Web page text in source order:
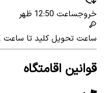
خروجساعت 12:50 ظهر
ساعت تحویل کلید تا ساعت 12 شب
قوانین اقامتگاه